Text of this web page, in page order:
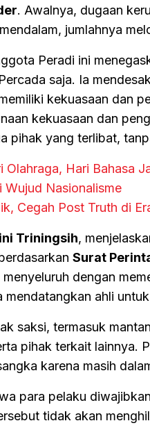
. Awalnya, dugaan
jumlahnya
Peradi ini
saja. Ia
kekuasaan dan
kekuasaan dan
pihak yang terlibat,
Olahraga, Hari Bahasa
Wujud Nasionalisme
Cegah Post Truth di
Triningsih,
Surat
dengan
ahli
saksi, termasuk
pihak terkait lainnya.
karena masih
para pelaku
tidak akan